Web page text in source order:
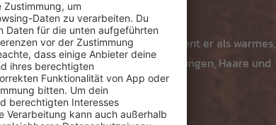
Nach längeren Fahrten dient er als warmes,
auch Laub, alte Zeitungen, Haare und
wollte.